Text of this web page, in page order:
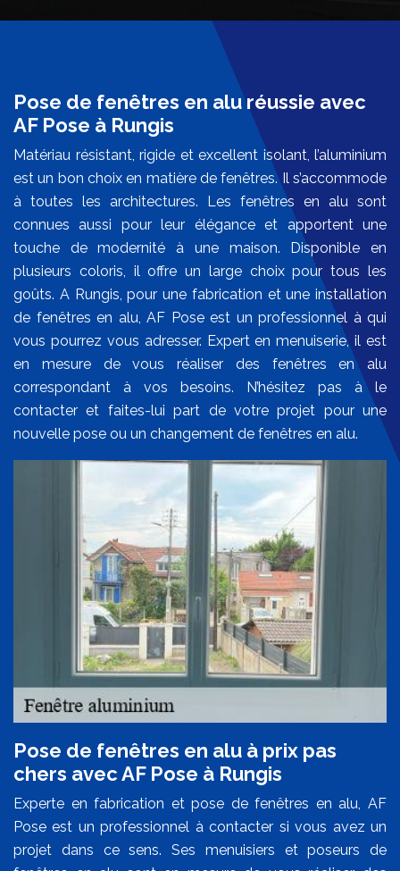
Pose de fenêtres en alu réussie avec
AF Pose à Rungis
Matériau résistant, rigide et excellent isolant, l’aluminium
est un bon choix en matière de fenêtres. Il s’accommode
à toutes les architectures. Les fenêtres en alu sont
connues aussi pour leur élégance et apportent une
touche de modernité à une maison. Disponible en
plusieurs coloris, il offre un large choix pour tous les
goûts. A Rungis, pour une fabrication et une installation
de fenêtres en alu, AF Pose est un professionnel à qui
vous pourrez vous adresser. Expert en menuiserie, il est
en mesure de vous réaliser des fenêtres en alu
correspondant à vos besoins. N’hésitez pas à le
contacter et faites-lui part de votre projet pour une
nouvelle pose ou un changement de fenêtres en alu.
Pose de fenêtres en alu à prix pas
chers avec AF Pose à Rungis
Experte en fabrication et pose de fenêtres en alu, AF
Pose est un professionnel à contacter si vous avez un
projet dans ce sens. Ses menuisiers et poseurs de